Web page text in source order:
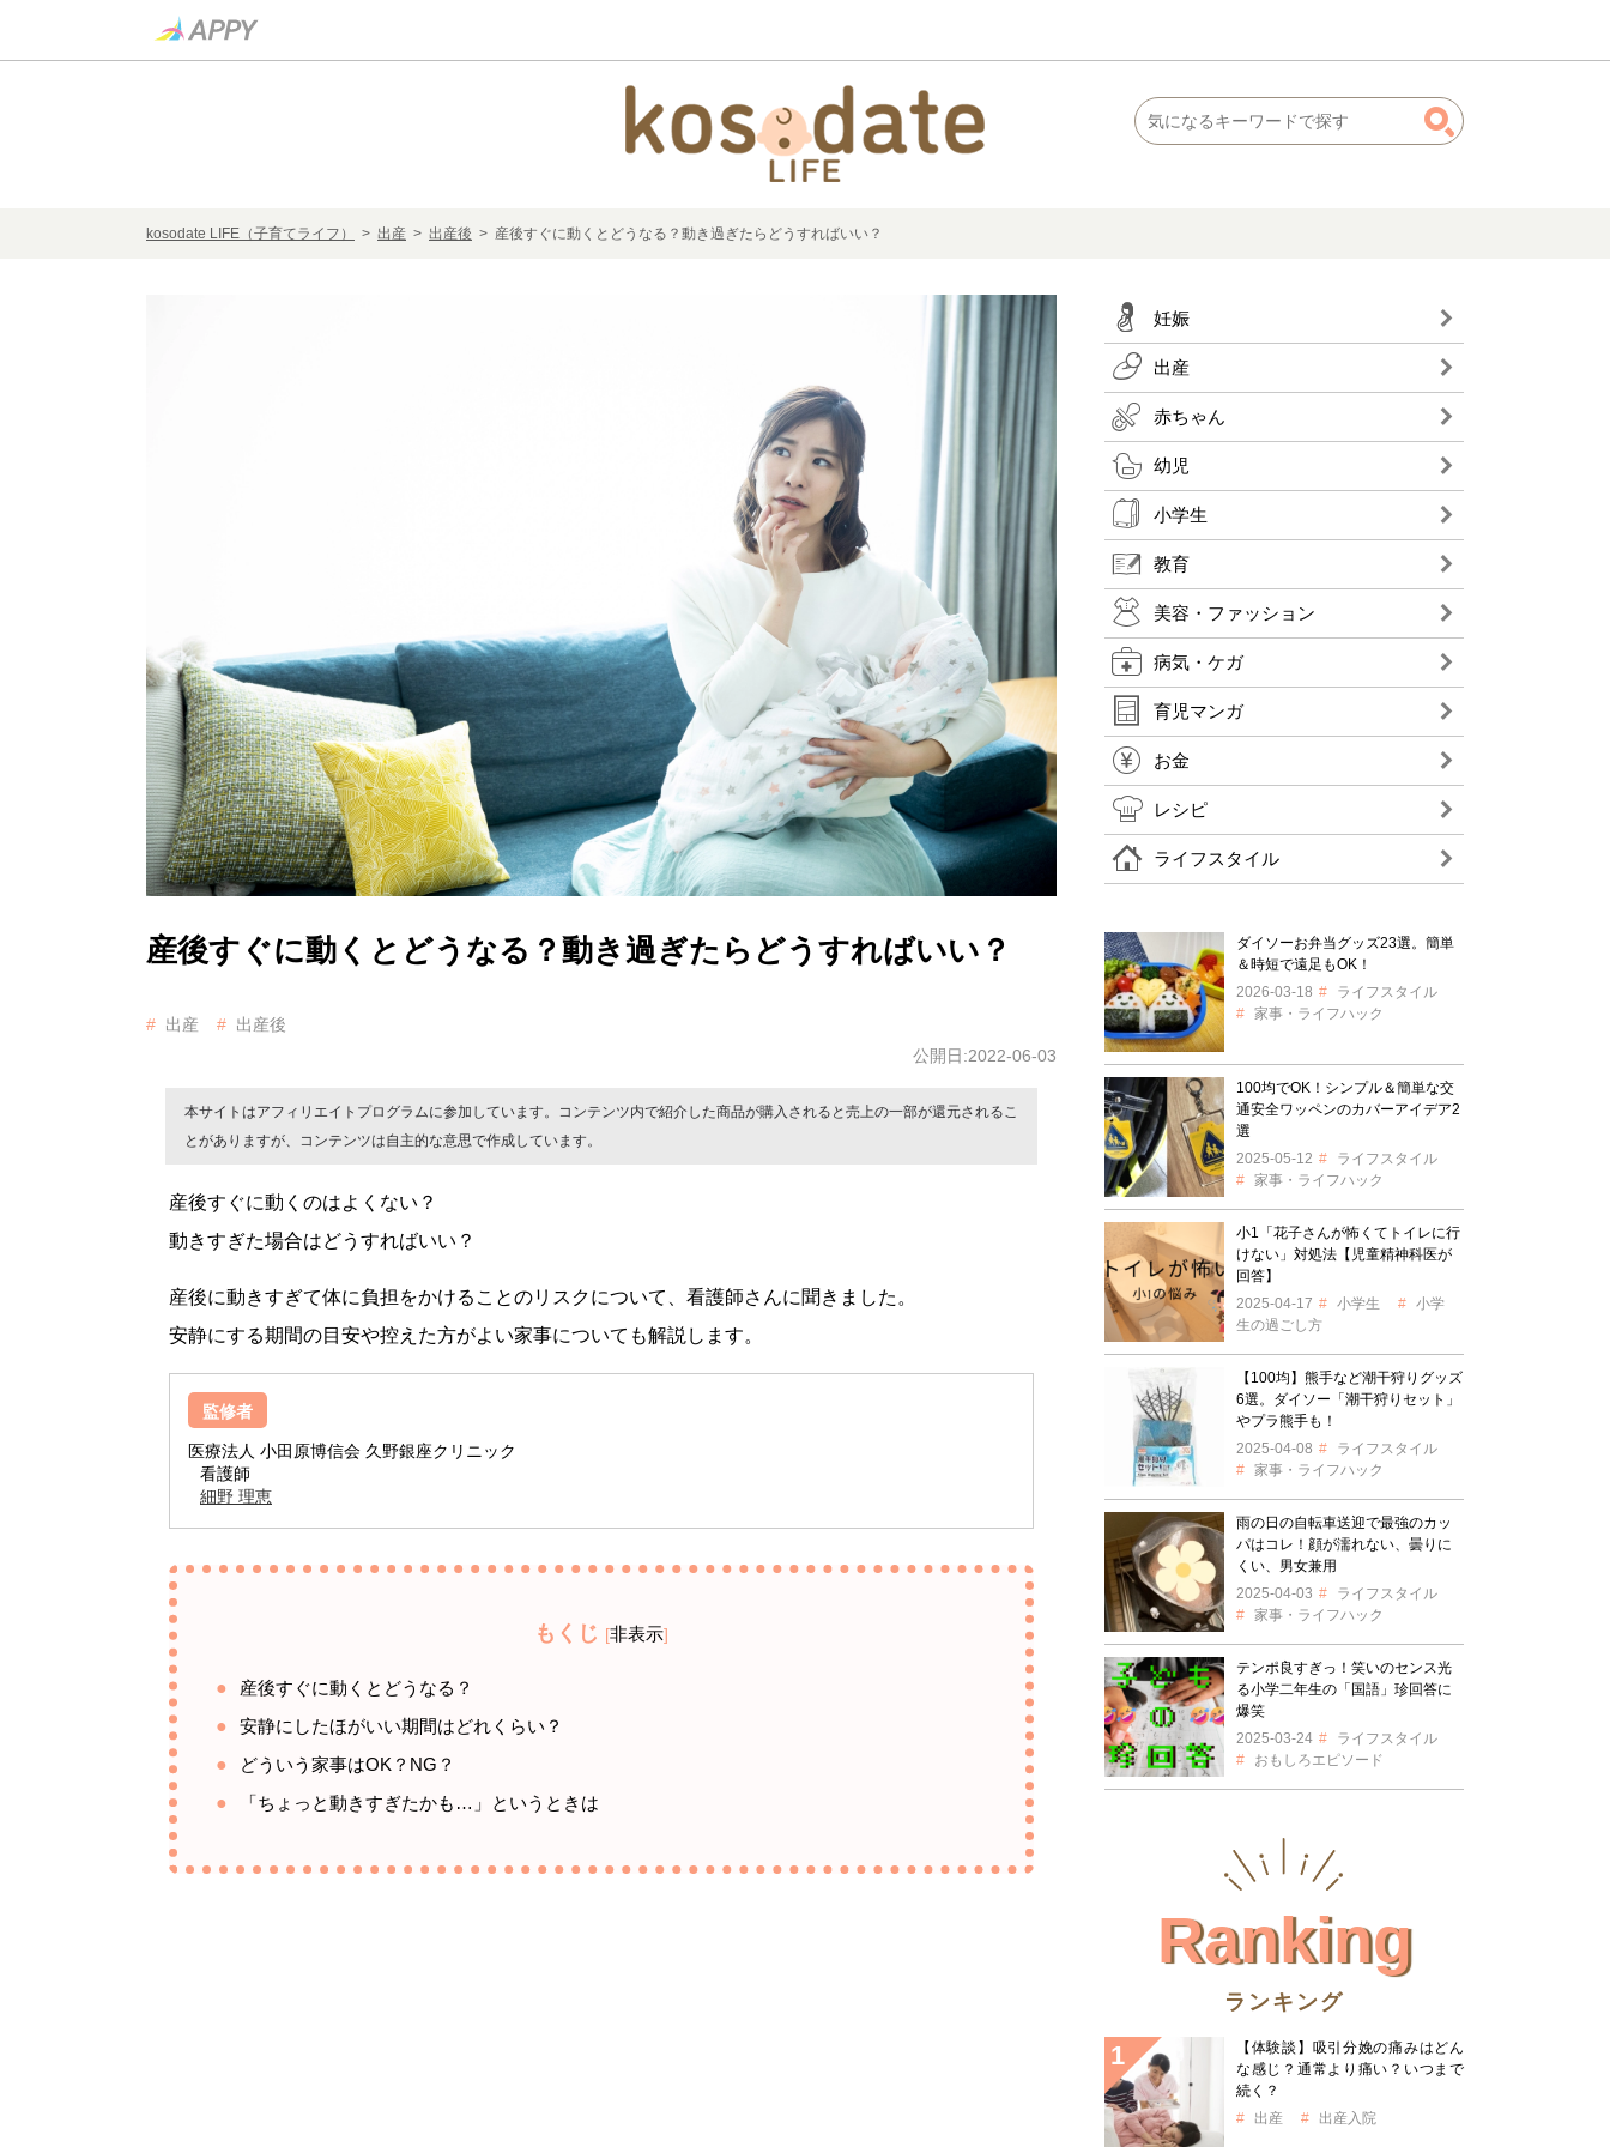
kosodate LIFE（子育てライフ） > 出産 > 出産後 > 産後すぐに動くとどうなる？動き過ぎたらどうすればいい？
産後すぐに動くとどうなる？動き過ぎたらどうすればいい？
出産
出産後
公開日:2022-06-03
本サイトはアフィリエイトプログラムに参加しています。コンテンツ内で紹介した商品が購入されると売上の一部が還元されるこ
とがありますが、コンテンツは自主的な意思で作成しています。
産後すぐに動くのはよくない？
動きすぎた場合はどうすればいい？
産後に動きすぎて体に負担をかけることのリスクについて、看護師さんに聞きました。
安静にする期間の目安や控えた方がよい家事についても解説します。
監修者
医療法人 小田原博信会 久野銀座クリニック
看護師
細野 理恵
もくじ [非表示]
産後すぐに動くとどうなる？
安静にしたほがいい期間はどれくらい？
どういう家事はOK？NG？
「ちょっと動きすぎたかも…」というときは
妊娠
出産
赤ちゃん
幼児
小学生
教育
美容・ファッション
病気・ケガ
育児マンガ
お金
レシピ
ライフスタイル
ダイソーお弁当グッズ23選。簡単
＆時短で遠足もOK！
2026-03-18
ライフスタイル
家事・ライフハック
100均でOK！シンプル＆簡単な交
通安全ワッペンのカバーアイデア2
選
2025-05-12
ライフスタイル
家事・ライフハック
小1「花子さんが怖くてトイレに行
けない」対処法【児童精神科医が
回答】
2025-04-17
小学生
小学
生の過ごし方
【100均】熊手など潮干狩りグッズ
6選。ダイソー「潮干狩りセット」
やプラ熊手も！
2025-04-08
ライフスタイル
家事・ライフハック
雨の日の自転車送迎で最強のカッ
パはコレ！顔が濡れない、曇りに
くい、男女兼用
2025-04-03
ライフスタイル
家事・ライフハック
テンポ良すぎっ！笑いのセンス光
る小学二年生の「国語」珍回答に
爆笑
2025-03-24
ライフスタイル
おもしろエピソード
Ranking
ランキング
【体験談】吸引分娩の痛みはどん
な感じ？通常より痛い？いつまで
続く？
出産
出産入院